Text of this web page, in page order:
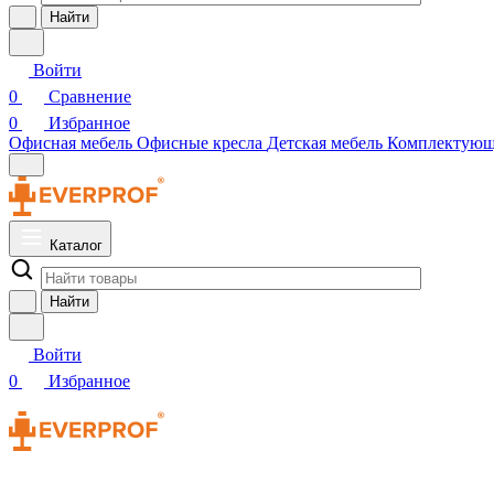
Найти
Войти
0
Сравнение
0
Избранное
Офисная мебель Офисные кресла Детская мебель
Каталог
Найти
Войти
0
Избранное